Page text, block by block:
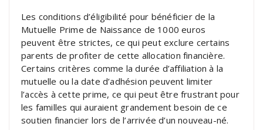
Les conditions d’éligibilité pour bénéficier de la
Mutuelle Prime de Naissance de 1000 euros
peuvent être strictes, ce qui peut exclure certains
parents de profiter de cette allocation financière.
Certains critères comme la durée d’affiliation à la
mutuelle ou la date d’adhésion peuvent limiter
l’accès à cette prime, ce qui peut être frustrant pour
les familles qui auraient grandement besoin de ce
soutien financier lors de l’arrivée d’un nouveau-né.